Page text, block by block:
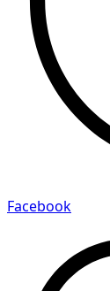
Facebook